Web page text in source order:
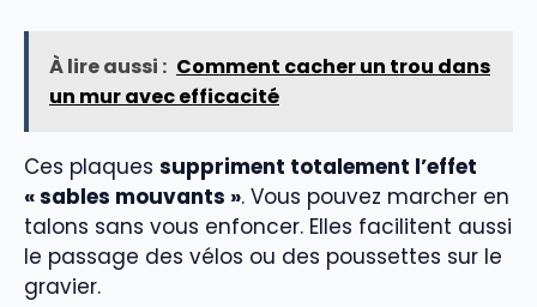
À lire aussi : Comment cacher un trou dans
un mur avec efficacité
Ces plaques suppriment totalement l’effet
« sables mouvants ». Vous pouvez marcher en
talons sans vous enfoncer. Elles facilitent aussi
le passage des vélos ou des poussettes sur le
gravier.